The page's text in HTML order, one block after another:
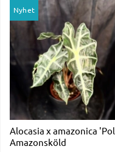
Nyhet
Alocasia x amazonica
Amazonsköld